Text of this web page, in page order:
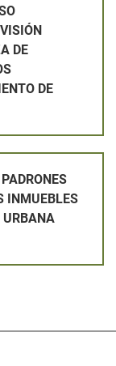
DE
DE
INMUEBLES
URBANA